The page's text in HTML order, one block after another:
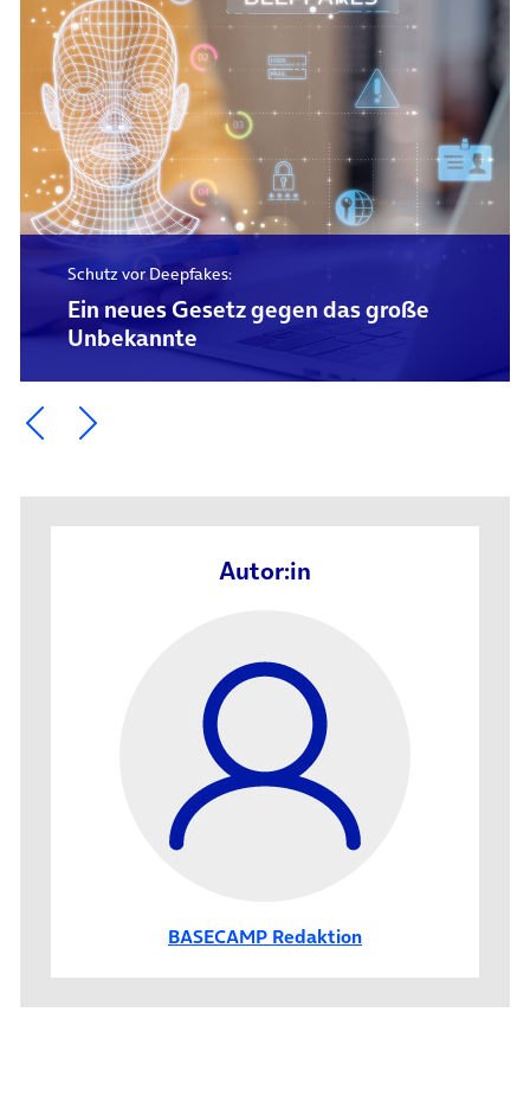
Schutz vor Deepfakes:
Ein neues Gesetz gegen das große
Unbekannte
Ein Element zurück blättern
Ein Element weiter blättern
Autor:in
BASECAMP Redaktion